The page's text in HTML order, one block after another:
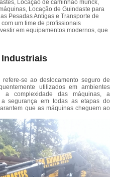
Locação de caminhão munck,
Locação de Guindaste para
Pesadas Antigas e Transporte de
um time de profissionais
em equipamentos modernos, que
Industriais
se ao deslocamento seguro de
utilizados em ambientes
a complexidade das máquinas, a
segurança em todas as etapas do
que as máquinas cheguem ao